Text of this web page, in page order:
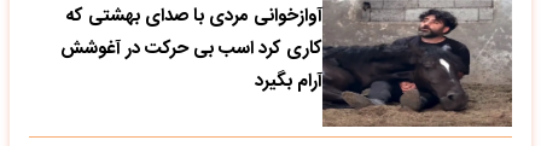
آوازخوانی مردی با صدای بهشتی که
کاری کرد اسب بی حرکت در آغوشش
آرام بگیرد